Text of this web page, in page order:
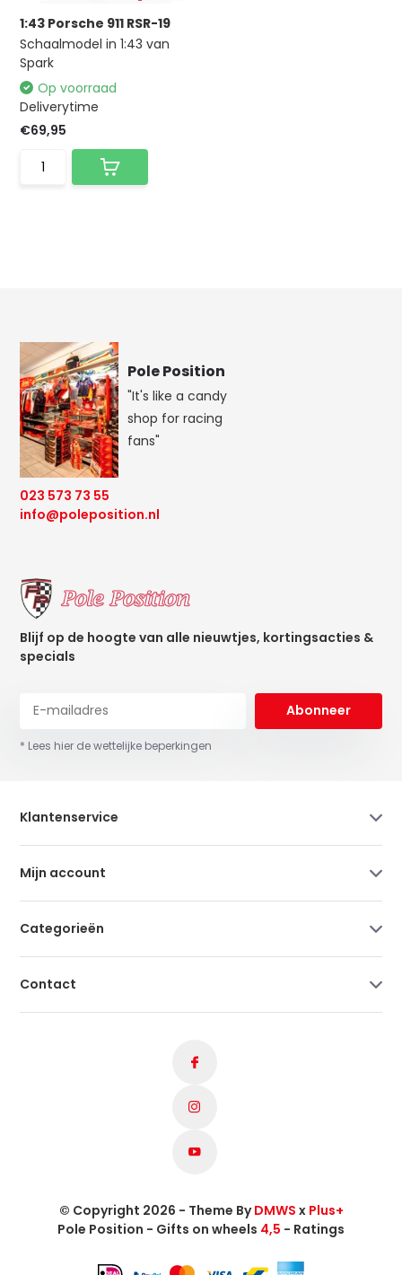
1:43 Porsche 911 RSR-19
Schaalmodel in 1:43 van
Spark
Op voorraad
Deliverytime
€69,95
Pole Position
"It's like a candy
shop for racing
fans"
023 573 73 55
info@poleposition.nl
Blijf op de hoogte van alle nieuwtjes, kortingsacties &
specials
Abonneer
* Lees hier de wettelijke beperkingen
Klantenservice
Mijn account
Categorieën
Contact
© Copyright 2026 - Theme ByDMWS x Plus+
Pole Position - Gifts on wheels 4,5 - Ratings